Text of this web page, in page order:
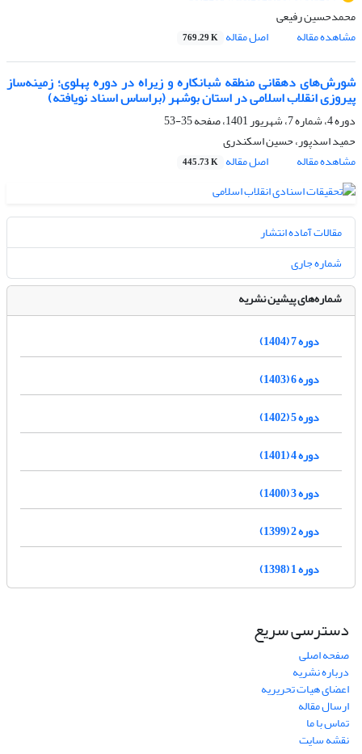
محمدحسین رفیعی
مشاهده مقاله
اصل مقاله 769.29 K
شورش‌های دهقانی منطقه شبانکاره و زیراه در دوره پهلوی؛ زمینه‌ساز
پیروزی انقلاب اسلامی در استان بوشهر (براساس اسناد نویافته)
دوره 4، شماره 7، شهریور 1401، صفحه
35-53
حمید اسدپور، حسین اسکندری
مشاهده مقاله
اصل مقاله 445.73 K
مقالات آماده انتشار
شماره جاری
شماره‌های پیشین نشریه
دوره 7 (1404)
دوره 6 (1403)
دوره 5 (1402)
دوره 4 (1401)
دوره 3 (1400)
دوره 2 (1399)
دوره 1 (1398)
دسترسی سریع
صفحه اصلی
درباره نشریه
اعضای هیات تحریریه
ارسال مقاله
تماس با ما
نقشه سایت